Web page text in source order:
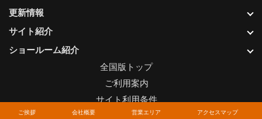
ご挨拶 会社概要 営業エリア アクセスマップ
更新情報
サイト紹介
ショールーム紹介
全国版トップ
ご利用案内
サイト利用条件
プライバシーポリシー